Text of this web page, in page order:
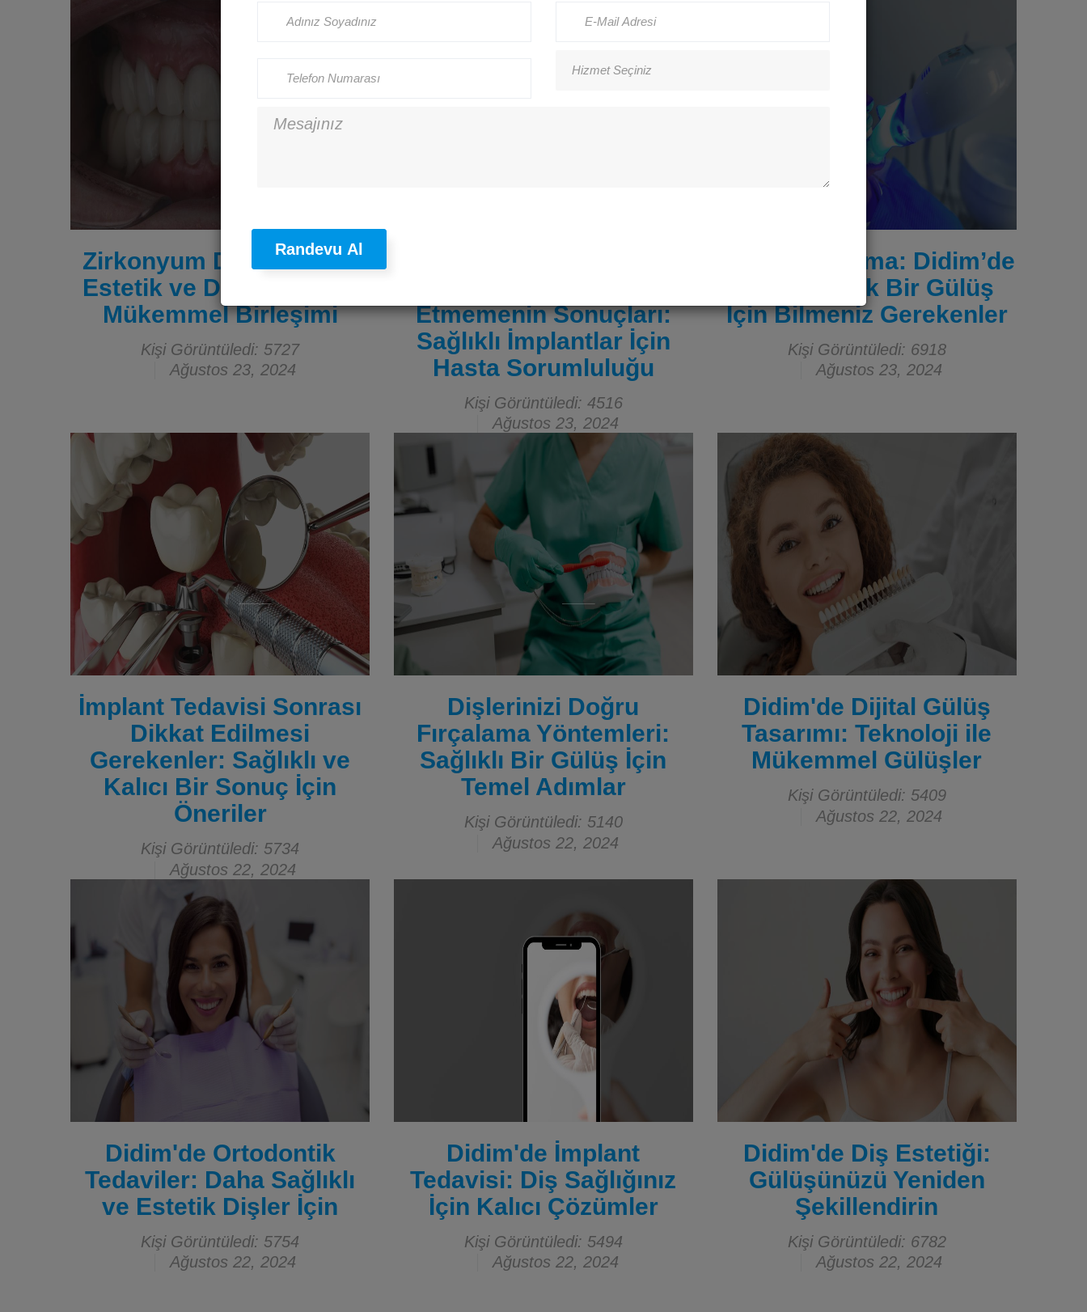
Zirkonyum Diş Kronları:
Estetik ve Dayanıklılığın
Mükemmel Birleşimi
Kişi Görüntüledi: 5727
Ağustos 23, 2024
Etmemenin Sonuçları:
Sağlıklı İmplantlar İçin
Hasta Sorumluluğu
Kişi Görüntüledi: 4516
Ağustos 23, 2024
Diş Beyazlatma: Didim’de
Daha Parlak Bir Gülüş
İçin Bilmeniz Gerekenler
Kişi Görüntüledi: 6918
Ağustos 23, 2024
İmplant Tedavisi Sonrası
Dikkat Edilmesi
Gerekenler: Sağlıklı ve
Kalıcı Bir Sonuç İçin
Öneriler
Kişi Görüntüledi: 5734
Ağustos 22, 2024
Dişlerinizi Doğru
Fırçalama Yöntemleri:
Sağlıklı Bir Gülüş İçin
Temel Adımlar
Kişi Görüntüledi: 5140
Ağustos 22, 2024
Didim'de Dijital Gülüş
Tasarımı: Teknoloji ile
Mükemmel Gülüşler
Kişi Görüntüledi: 5409
Ağustos 22, 2024
Didim'de Ortodontik
Tedaviler: Daha Sağlıklı
ve Estetik Dişler İçin
Kişi Görüntüledi: 5754
Ağustos 22, 2024
Didim'de İmplant
Tedavisi: Diş Sağlığınız
İçin Kalıcı Çözümler
Kişi Görüntüledi: 5494
Ağustos 22, 2024
Didim'de Diş Estetiği:
Gülüşünüzü Yeniden
Şekillendirin
Kişi Görüntüledi: 6782
Ağustos 22, 2024
Randevu Al